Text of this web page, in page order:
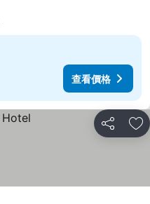
查看價格
分享 加